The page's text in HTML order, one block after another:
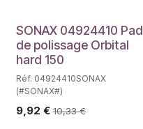
SONAX 04924410 Pad
de polissage Orbital
hard 150
Réf. 04924410SONAX
(#SONAX#)
9,92 € 10,33€